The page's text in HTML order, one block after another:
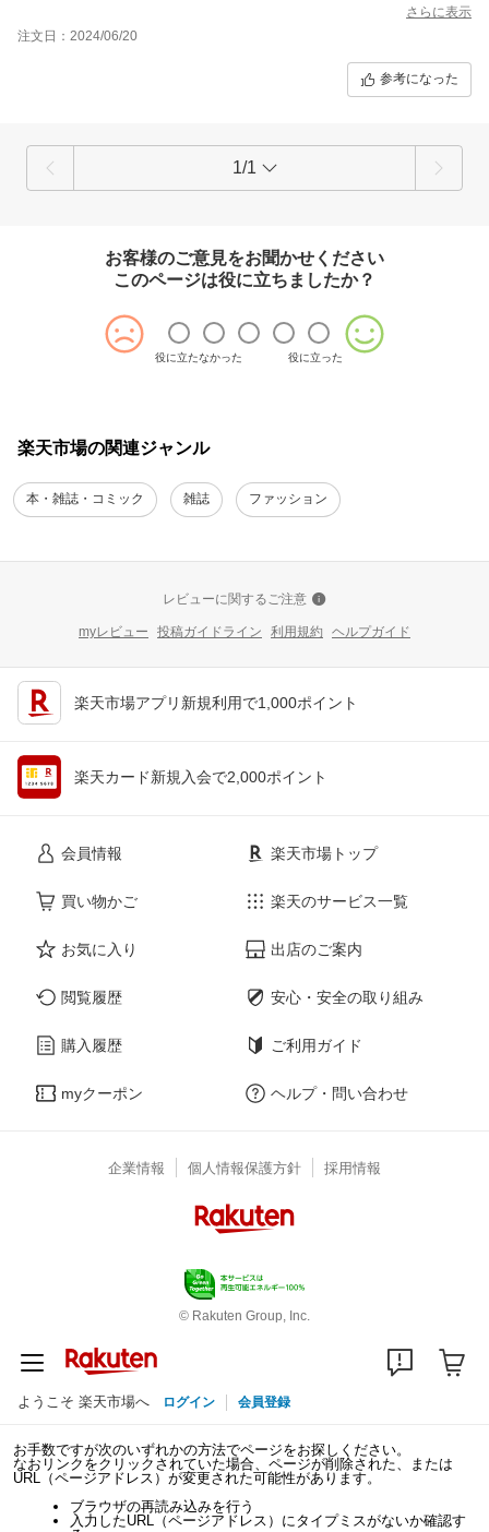
さらに表示
注文日：2024/06/20
参考になった
1/1
お客様のご意見をお聞かせください
このページは役に立ちましたか？
役に立たなかった 役に立った
楽天市場の関連ジャンル
本・雑誌・コミック 雑誌 ファッション
レビューに関するご注意
myレビュー 投稿ガイドライン 利用規約 ヘルプガイド
楽天市場アプリ新規利用で1,000ポイント
楽天カード新規入会で2,000ポイント
会員情報
買い物かご
お気に入り
閲覧履歴
購入履歴
myクーポン
楽天市場トップ
楽天のサービス一覧
出店のご案内
安心・安全の取り組み
ご利用ガイド
ヘルプ・問い合わせ
企業情報 個人情報保護方針 採用情報
© Rakuten Group, Inc.
ようこそ 楽天市場へ ログイン 会員登録
お手数ですが次のいずれかの方法でページをお探しください。
なおリンクをクリックされていた場合、ページが削除された、または
URL（ページアドレス）が変更された可能性があります。
ブラウザの再読み込みを行う
入力したURL（ページアドレス）にタイプミスがないか確認す